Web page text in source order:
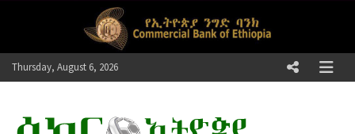
Thursday, August 6, 2026